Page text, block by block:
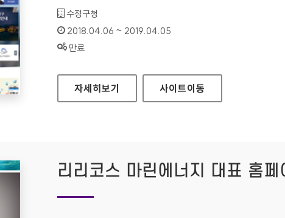
기관명 :
수정구청
인증기간 :
2018.04.06 ~ 2019.04.05
상태 :
만료
수정구청 대표 홈페이지
자세히보기 사이트이동
리리코스 마린에너지 대표 홈페